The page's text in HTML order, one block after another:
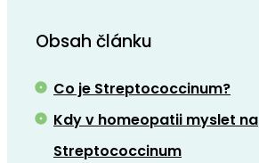
Obsah článku
Co je Streptococcinum?
Kdy v homeopatii myslet na
Streptococcinum